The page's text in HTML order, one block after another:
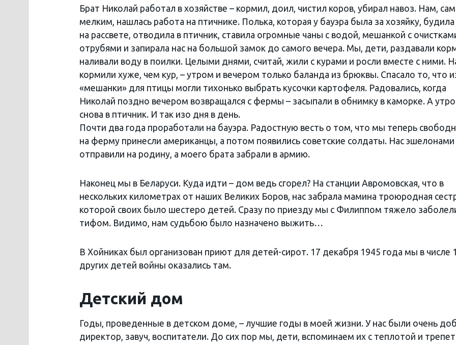
Брат Николай работал в хозяйстве – кормил, доил, чистил коров, убирал навоз. Нам,
мелким, нашлась работа на птичнике. Полька, которая у бауэра была за хозяйку, будила
на рассвете, отводила в птичник, ставила огромные чаны с водой, мешанкой с
отрубями и запирала нас на большой замок до самого вечера. Мы, дети, раздавали
наливали воду в поилки. Целыми днями, считай, жили с курами и росли вместе с ними.
кормили хуже, чем кур, – утром и вечером только баланда из брюквы. Спасало то, что
«мешанки» для птицы могли тихонько выбрать кусочки картофеля. Радовались, когда
Николай поздно вечером возвращался с фермы – засыпали в обнимку в каморке. А
снова в птичник. И так изо дня в день.
Почти два года проработали на бауэра. Радостную весть о том, что мы теперь
на ферму принесли американцы, а потом появились советские солдаты. Нас эшелонами
отправили на родину, а моего брата забрали в армию.
Наконец мы в Беларуси. Куда идти – дом ведь сгорел? На станции Авромовская, что в
нескольких километрах от наших Великих Боров, нас забрала мамина троюродная
которой своих было шестеро детей. Сразу по приезду мы с Филиппом тяжело
тифом. Видимо, нам судьбою было назначено выжить…
В Хойниках был организован приют для детей-сирот. 17 декабря 1945 года мы в числе
других детей войны оказались там.
Детский дом
Годы, проведенные в детском доме, – лучшие годы в моей жизни. У нас были очень
директор, завуч, воспитатели. До сих пор мы, дети, вспоминаем их с теплотой и